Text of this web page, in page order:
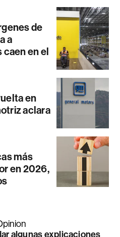
de
a
en el
en
aclara
más
en 2026,
algunas explicaciones